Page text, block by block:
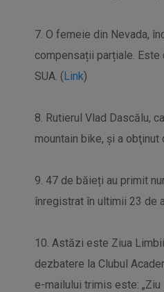
7. O femeie din Nevada,
compensații parțiale.
SUA. (Link)
8. Rutierul Vlad Dascălu,
mountain bike, şi a
9. 47 de băieți au primit
înregistrat în ultimii 23 de
10. Astăzi este Ziua
dezbatere la Clubul
e-mailului trimis este: „Ziu